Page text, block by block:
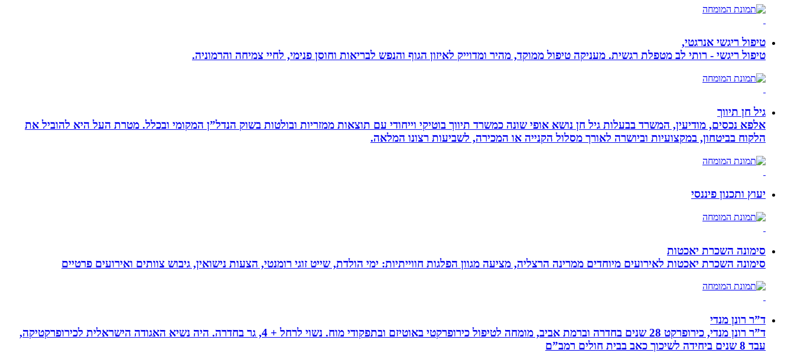
טיפול ריגשי אנרגטי,
טיפול ריגשי - רותי לב מטפלת רגשית. מעניקה טיפול ממוקד, מהיר ומדוייק לאיזון הגוף והנפש לבריאות וחוסן פנימי, לחיי צמיחה והרמוניה.
גיל חן תיווך
אלפא נכסים, מודיעין, המשרד בבעלות גיל חן נושא אופי שונה כמשרד תיווך בוטיקי וייחודי עם תוצאות ממזריות ובולטות בשוק הנדל”ן המקומי ובכלל. מטרת העל היא להוביל את
הלקוח בביטחון, במקצועיות וביושרה לאורך מסלול הקנייה או המכירה, לשביעות רצונו המלאה.
יעוץ ותכנון פיננסי
סימונה השכרת יאכטות
סימונה השכרת יאכטות לאירועים מיוחדים ממרינה הרצליה, מציעה מגוון הפלגות חווייתיות: ימי הולדת, שייט זוגי רומנטי, הצעות נישואין, גיבוש צוותים ואירועים פרטיים
ד”ר רונן מנדי
ד”ר רונן מנדי, כירופרקט 28 שנים בחדרה וברמת אביב, מומחה לטיפול כירופרקטי באוטיזם ובתפקודי מוח. נשוי לרחל + 4, גר בחדרה. היה נשיא האגודה הישראלית לכירופרקטיקה,
עבד 8 שנים ביחידה לשיכוך כאב בבית חולים רמב”ם